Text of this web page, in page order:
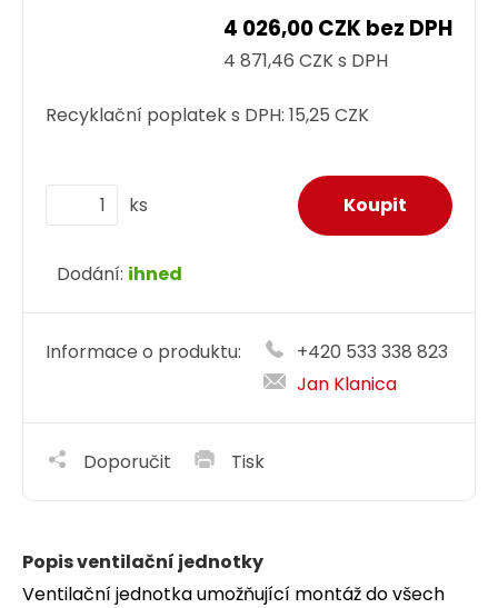
4 026,00 CZK bez DPH
4 871,46 CZK s DPH
Recyklační poplatek s DPH: 15,25 CZK
ks
Dodání: ihned
Informace o produktu:
+420 533 338 823
Jan Klanica
Doporučit Tisk
Popis ventilační jednotky
Ventilační jednotka umožňující montáž do všech